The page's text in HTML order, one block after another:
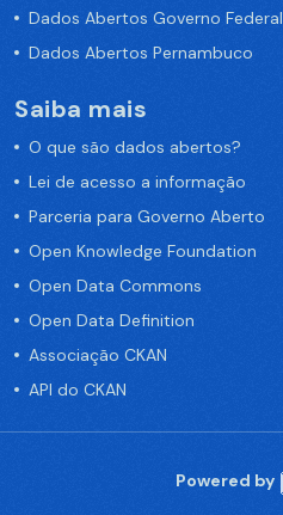
Dados Abertos Governo Federal
Dados Abertos Pernambuco
Saiba mais
O que são dados abertos?
Lei de acesso a informação
Parceria para Governo Aberto
Open Knowledge Foundation
Open Data Commons
Open Data Definition
Associação CKAN
API do CKAN
Powered by